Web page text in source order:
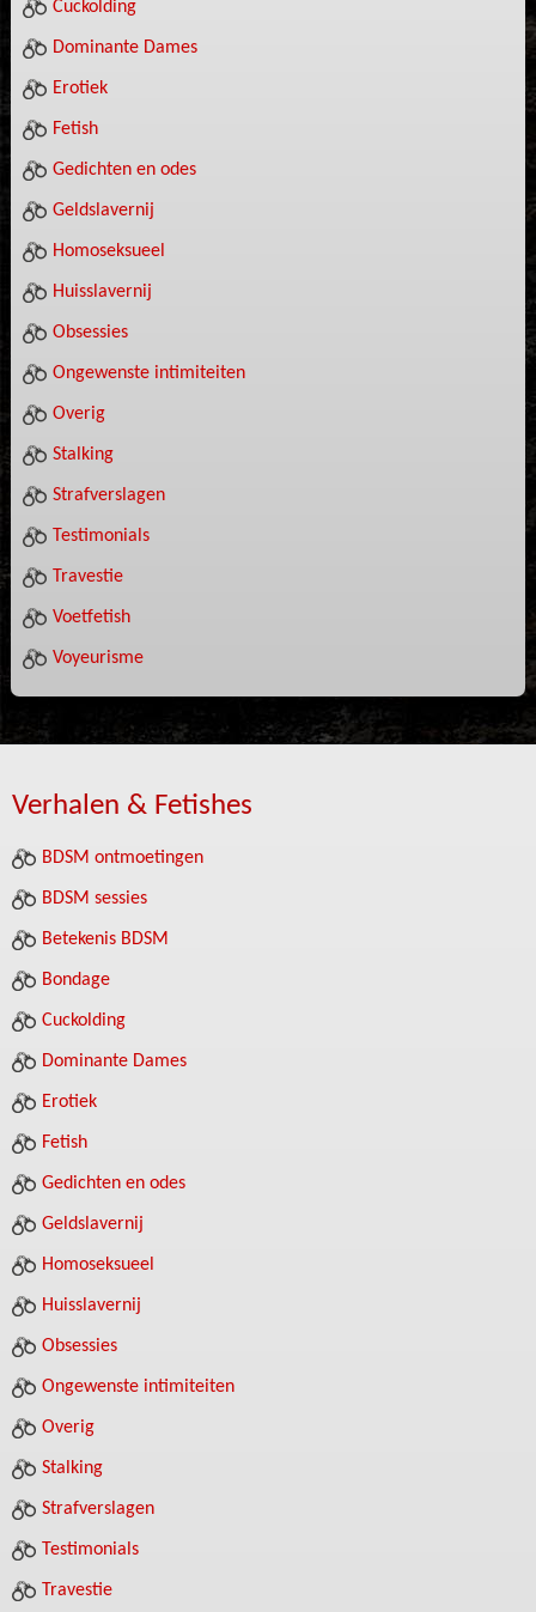
Cuckolding
Dominante Dames
Erotiek
Fetish
Gedichten en odes
Geldslavernij
Homoseksueel
Huisslavernij
Obsessies
Ongewenste intimiteiten
Overig
Stalking
Strafverslagen
Testimonials
Travestie
Voetfetish
Voyeurisme
Verhalen & Fetishes
BDSM ontmoetingen
BDSM sessies
Betekenis BDSM
Bondage
Cuckolding
Dominante Dames
Erotiek
Fetish
Gedichten en odes
Geldslavernij
Homoseksueel
Huisslavernij
Obsessies
Ongewenste intimiteiten
Overig
Stalking
Strafverslagen
Testimonials
Travestie